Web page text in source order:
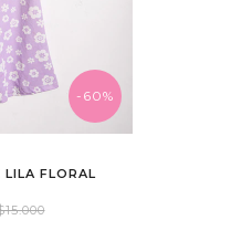
-60%
LILA FLORAL